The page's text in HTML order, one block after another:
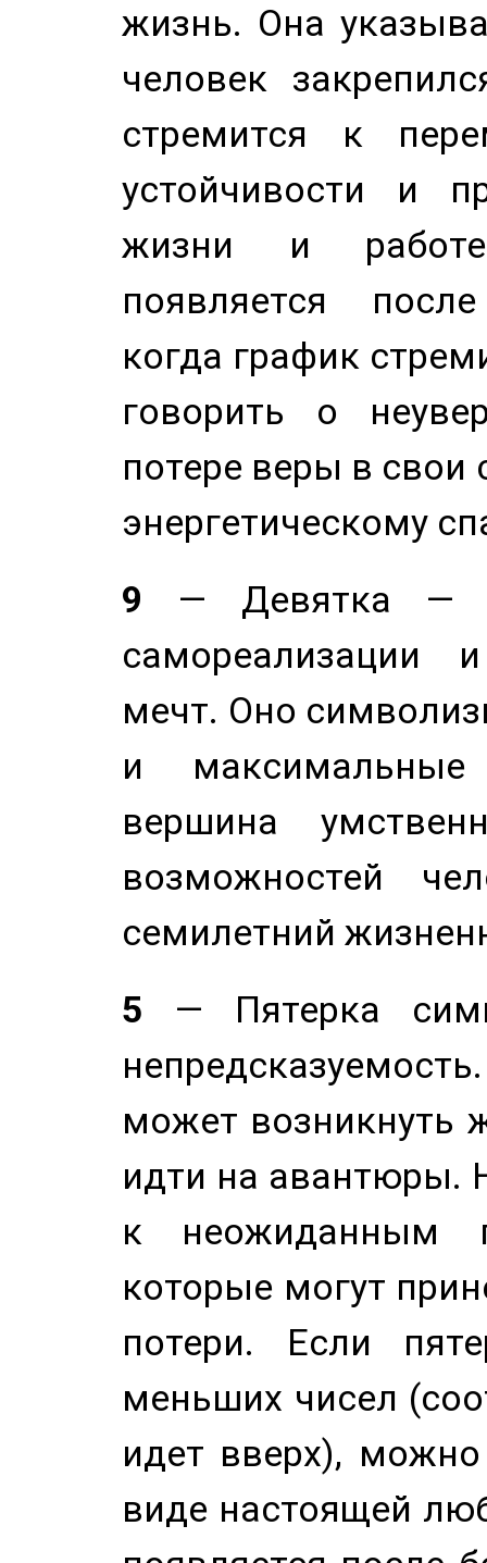
жизнь. Она
человек
стремится к
устойчивости и
жизни и
появляется
когда график
говорить о
потере веры в свои
энергетическому
9 — Девятка —
самореализации
мечт. Оно
и
вершина
возможностей
семилетний
5 — Пятерка
может возникнуть
идти на авантюры.
к неожиданным
которые могут
потери. Если
меньших чисел
идет вверх),
виде настоящей